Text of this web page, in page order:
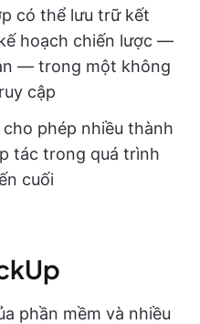
có thể lưu trữ kết
hoạch chiến lược —
— trong một không
cập
phép nhiều thành
tác trong quá trình
cuối
phần mềm và nhiều